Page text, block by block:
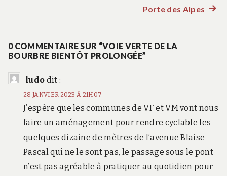
Porte des Alpes
0 COMMENTAIRE SUR “VOIE VERTE DE LA
BOURBRE BIENTÔT PROLONGÉE”
ludo dit :
28 JANVIER 2023 À 21H07
J’espère que les communes de VF et VM vont nous
faire un aménagement pour rendre cyclable les
quelques dizaine de mètres de l’avenue Blaise
Pascal qui ne le sont pas, le passage sous le pont
n’est pas agréable à pratiquer au quotidien pour